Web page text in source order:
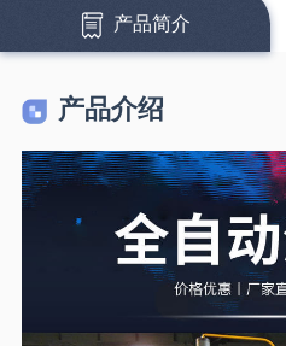
产品简介
产品介绍